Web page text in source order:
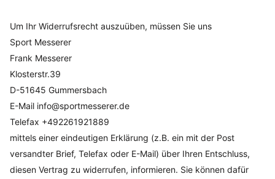
Um Ihr Widerrufsrecht auszuüben, müssen Sie uns
Sport Messerer
Frank Messerer
Klosterstr.39
D-51645 Gummersbach
E-Mail info@sportmesserer.de
Telefax +492261921889
mittels einer eindeutigen Erklärung (z.B. ein mit der Post
versandter Brief, Telefax oder E-Mail) über Ihren Entschluss,
diesen Vertrag zu widerrufen, informieren. Sie können dafür